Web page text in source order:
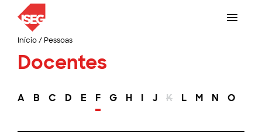
Início/ Pessoas
Docentes
A B C D E F G H I J K L M N O